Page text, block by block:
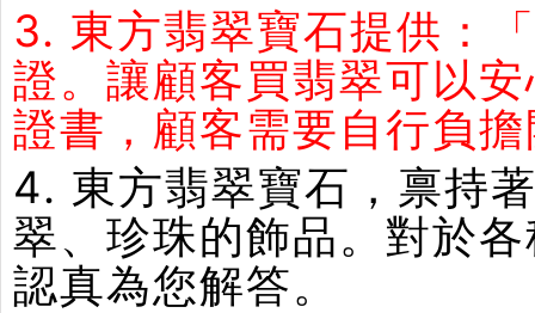
3. 東方翡翠寶石提供：
證。讓顧客買翡翠可以
證書，顧客需要自行負
4. 東方翡翠寶石，禀持
翠、珍珠的飾品。對於
認真為您解答。